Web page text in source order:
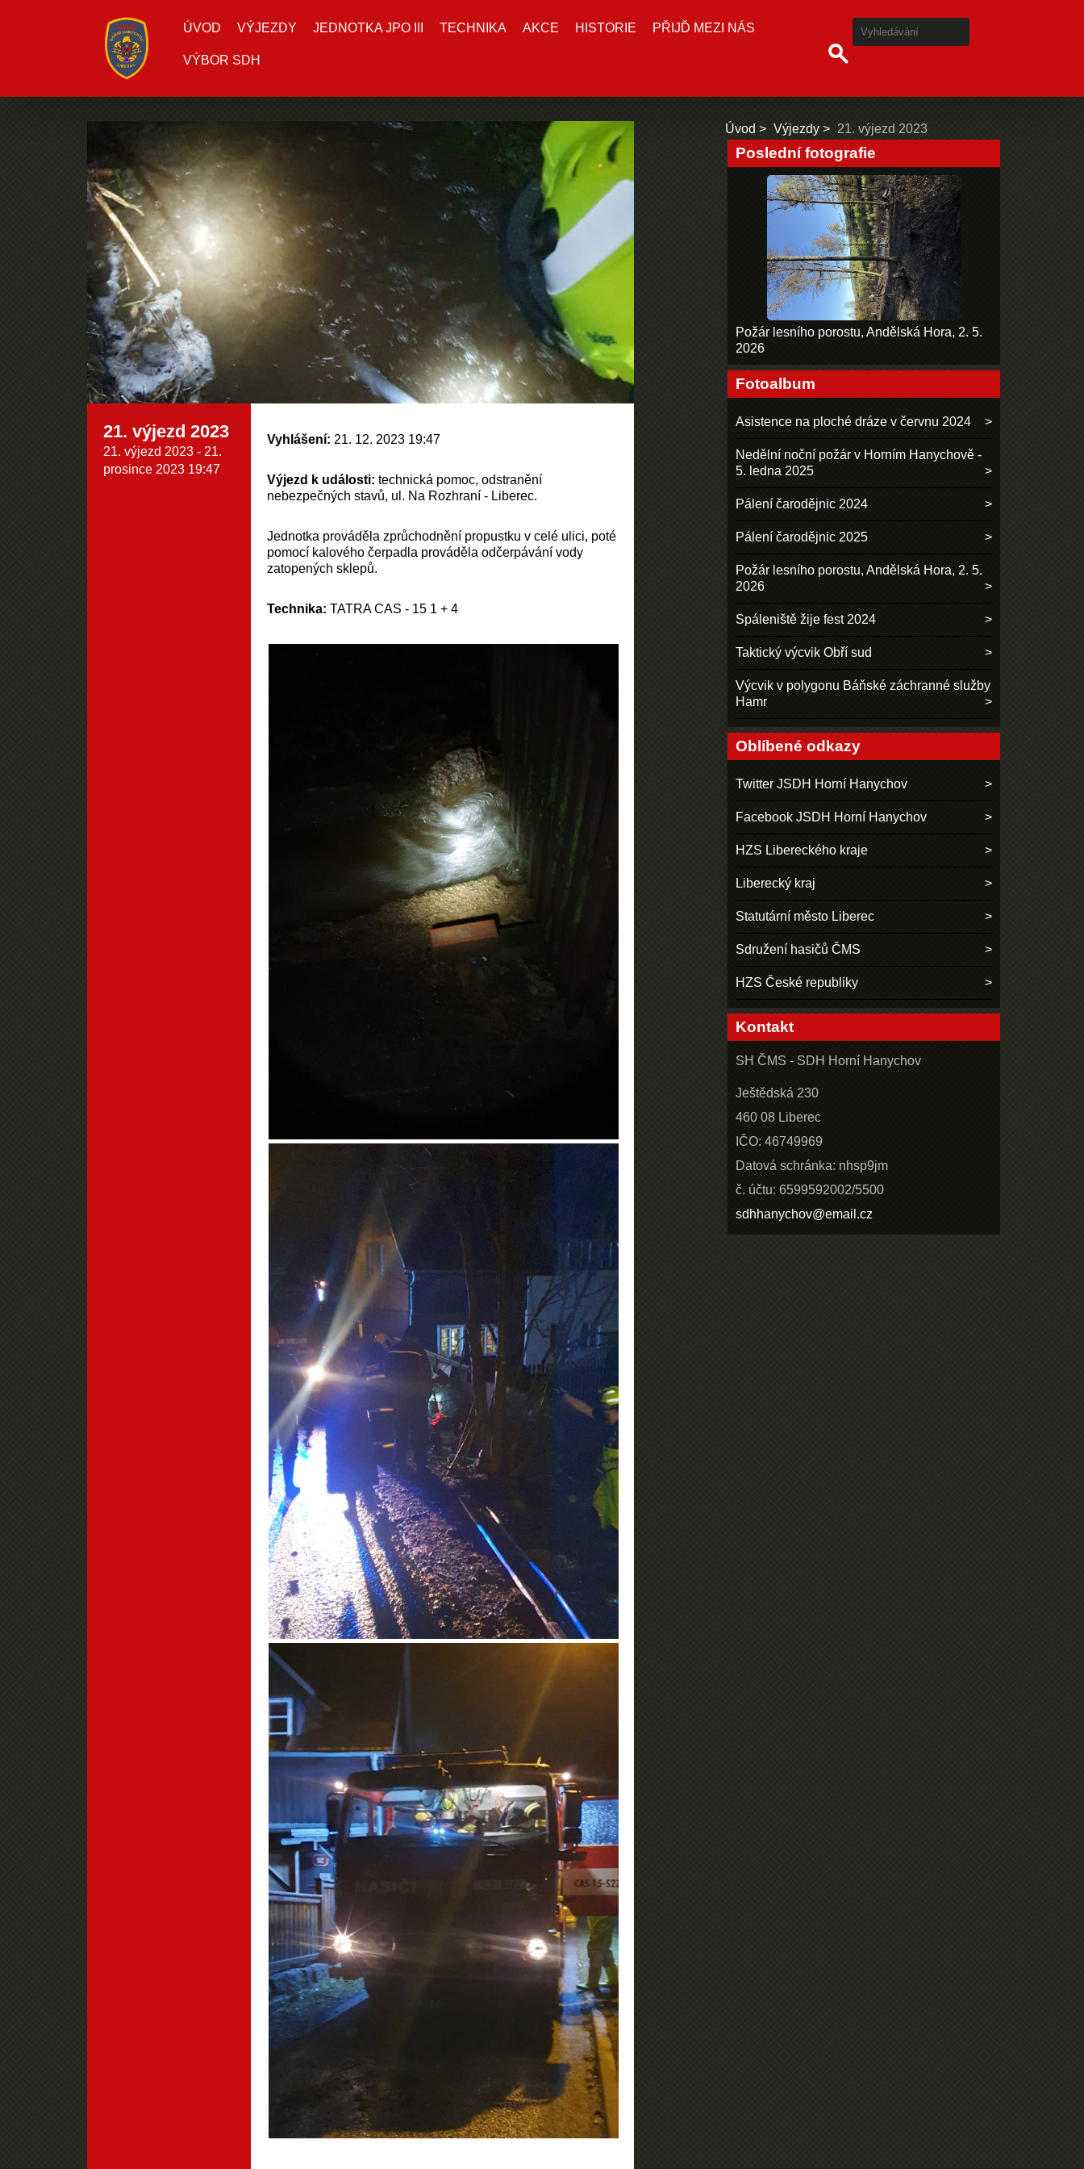
ÚVOD VÝJEZDY JEDNOTKA JPO III TECHNIKA AKCE HISTORIE PŘIJĎ MEZI NÁS
VÝBOR SDH
21. výjezd 2023
21. výjezd 2023 - 21.
prosince 2023 19:47
Vyhlášení: 21. 12. 2023 19:47
Výjezd k události:technická pomoc, odstranění
nebezpečných stavů, ul. Na Rozhraní - Liberec.
Jednotka prováděla zprůchodnění propustku v celé ulici, poté
pomocí kalového čerpadla prováděla odčerpávání vody
zatopených sklepů.
Technika:TATRA CAS - 15 1 + 4
Úvod Výjezdy 21. výjezd 2023
Poslední fotografie
Požár lesního porostu, Andělská Hora, 2. 5.
2026
Fotoalbum
Asistence na ploché dráze v červnu 2024
Nedělní noční požár v Horním Hanychově -
5. ledna 2025
Pálení čarodějnic 2024
Pálení čarodějnic 2025
Požár lesního porostu, Andělská Hora, 2. 5.
2026
Spáleniště žije fest 2024
Taktický výcvik Obří sud
Výcvik v polygonu Báňské záchranné služby
Hamr
Oblíbené odkazy
Twitter JSDH Horní Hanychov
Facebook JSDH Horní Hanychov
HZS Libereckého kraje
Liberecký kraj
Statutární město Liberec
Sdružení hasičů ČMS
HZS České republiky
Kontakt
SH ČMS - SDH Horní Hanychov
Ještědská 230
460 08 Liberec
IČO: 46749969
Datová schránka: nhsp9jm
č. účtu: 6599592002/5500
sdhhanychov@email.cz